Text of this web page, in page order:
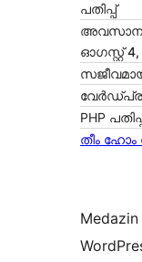
പതിപ്പ്
ഓഗസ്റ്റ്‌ 4,
PHP
തീം ഹോം